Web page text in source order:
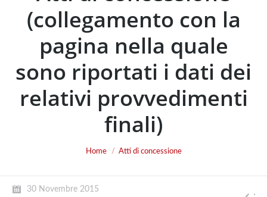
(collegamento con la
pagina nella quale
sono riportati i dati dei
relativi provvedimenti
finali)
Home Atti di concessione
30 Novembre 2015